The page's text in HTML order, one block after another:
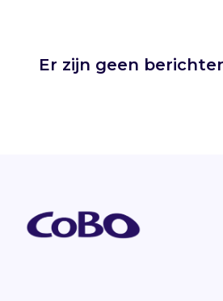
Er zijn geen